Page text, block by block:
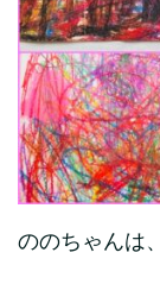
ののちゃんは